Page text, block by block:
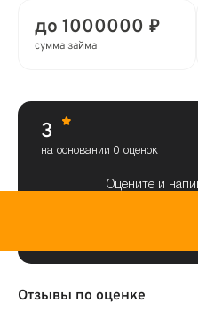
до 1000000 ₽
сумма займа
3
на основании 0 оценок
Оцените и
Отзывы по оценке